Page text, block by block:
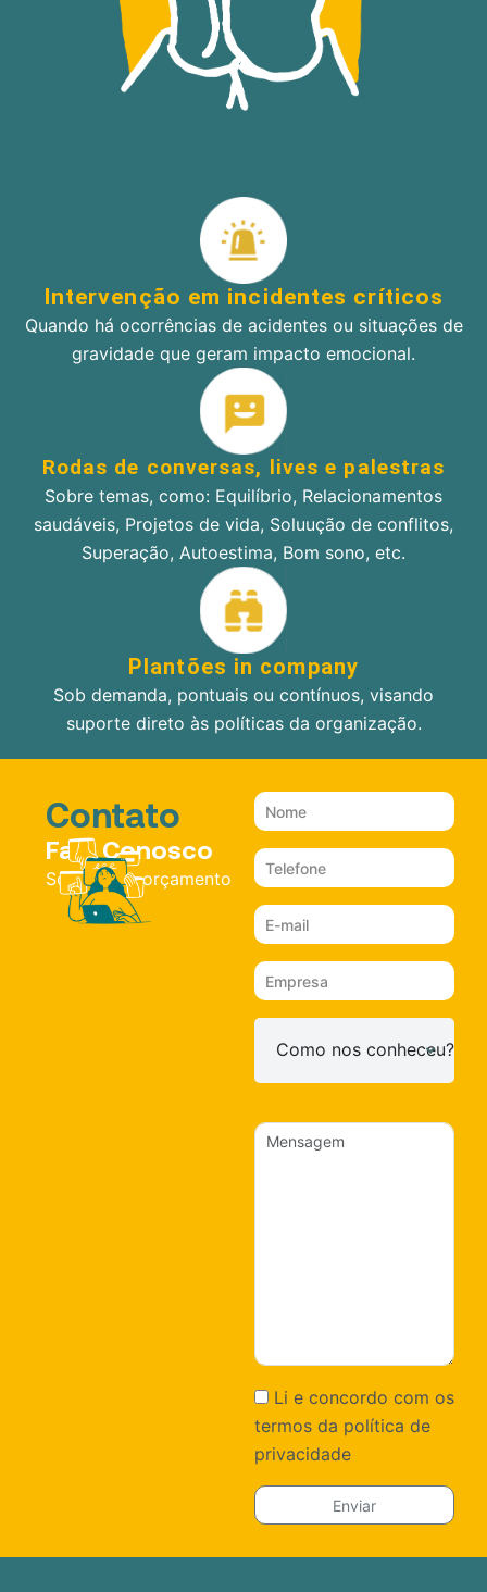
Intervenção em incidentes críticos
Quando há ocorrências de acidentes ou situações de
gravidade que geram impacto emocional.
Rodas de conversas, lives e palestras
Sobre temas, como: Equilíbrio, Relacionamentos
saudáveis, Projetos de vida, Soluução de conflitos,
Superação, Autoestima, Bom sono, etc.
Plantões in company
Sob demanda, pontuais ou contínuos, visando
suporte direto às políticas da organização.
Contato
Fale Conosco
Solicite um orçamento
Como nos conheceu?
Li e concordo com os
termos da política de
privacidade